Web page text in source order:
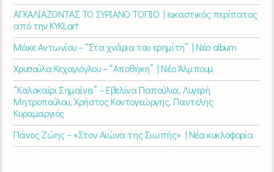
ΑΓΚΑΛΙΑΖΟΝΤΑΣ ΤΟ ΣΥΡΙΑΝΟ ΤΟΠΙΟ | εικαστικός περίπατος
από την KYKLart
Μάκε Αντωνίου – “Στα χνάρια του ερημίτη” | Νέο album
Χρυσούλα Κεχαγιόγλου – “Αποθήκη” | Νέο Άλμπουμ
“Καλοκαίρι Σημαίνει” – Εβελίνα Παπούλια, Λυγερή
Μητροπούλου, Χρήστος Κοντογεώργης, Παντελής
Κυραμαργιός
Πάνος Ζώης – «Στον Αιώνα της Σιωπής» | Νέα κυκλοφορία